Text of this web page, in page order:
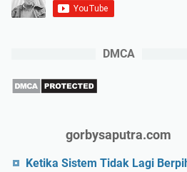
DMCA
gorbysaputra.com
Ketika Sistem Tidak Lagi